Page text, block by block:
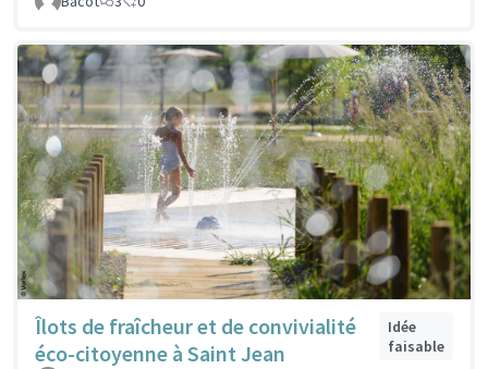
Îlots de fraîcheur et de convivialité
éco-citoyenne à Saint Jean
Idée
faisable